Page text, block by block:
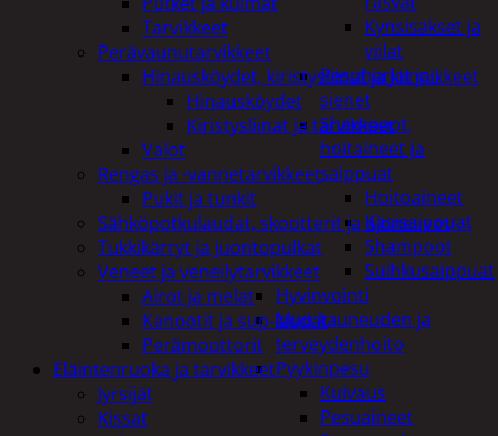
Kynsisakset ja
viilat
Pesuharjat ja -
sienet
Shampoot,
hoitaineet ja
saippuat
Hoitoaineet
Käsisaippuat
Shampoot
Suihkusaippuat
Hyvinvointi
Muu kauneuden ja
terveydenhoito
Pyykinpesu
Kuivaus
Pesuaineet
Tarvikkeet
Perävaunutarvikkeet
Hinausköydet, kiristysliinat ja kiinnikkeet
Hinausköydet
Kiristysliinat ja tarvikkeet
Valot
Rengas ja -vannetarvikkeet
Pukit ja tunkit
Sähköpotkulaudat, skootterit ja ajoneuvot
Tukkikärryt ja juontopulkat
Veneet ja veneilytarvikkeet
Airot ja melat
Kanootit ja sup-laudat
Perämoottorit
Eläintenruoka ja tarvikkeet
Jyrsijät
Kissat